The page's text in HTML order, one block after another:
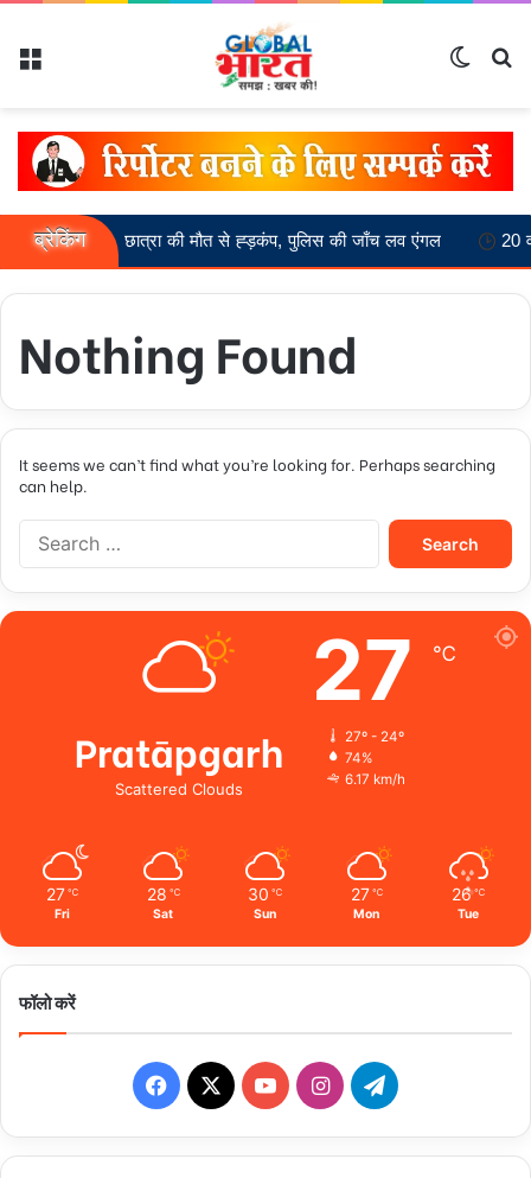
Menu
ब्रेकिंग
20 वर्षीय छात्रा की मौत से ह्ड़कंप, पुलिस की जाँच लव एंगल 20
Nothing Found
It seems we can’t find what you’re looking for. Perhaps searching
can help.
Search
Pratāpgarh
Scattered Clouds
27 ℃
27º - 24º
74%
6.17 km/h
27 ℃
Fri
28 ℃
Sat
30 ℃
Sun
27 ℃
Mon
26 ℃
Tue
फॉलो करें
Facebook
X YouTubeInstagramTelegram